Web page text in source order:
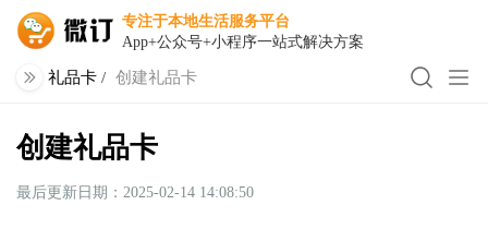
专注于本地生活服务平台
App+公众号+小程序一站式解决方案
礼品卡 / 创建礼品卡
创建礼品卡
最后更新日期：2025-02-14 14:08:50